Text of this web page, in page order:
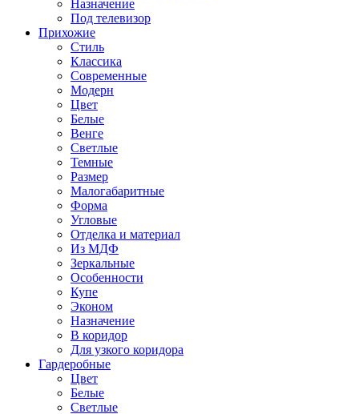
Назначение
Под телевизор
Прихожие
Стиль
Классика
Современные
Модерн
Цвет
Белые
Венге
Светлые
Темные
Размер
Малогабаритные
Форма
Угловые
Отделка и материал
Из МДФ
Зеркальные
Особенности
Купе
Эконом
Назначение
В коридор
Для узкого коридора
Гардеробные
Цвет
Белые
Светлые